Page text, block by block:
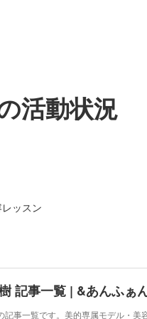
活動状況
ッスン
記事一覧 | &あんふぁ
記事一覧です。美的専属モデル・